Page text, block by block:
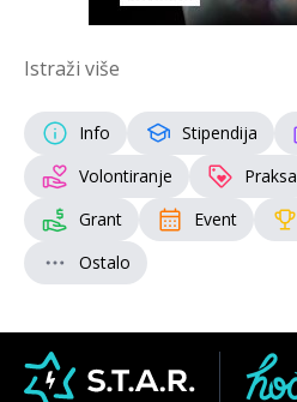
Istraži više
Info Stipendija
Volontiranje
Praksa
Grant
Event
Ostalo